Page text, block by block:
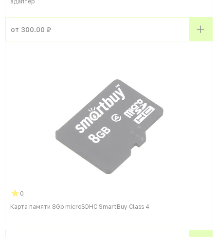
от 300.00 ₽
0
Карта памяти 8Gb microSDHC SmartBuy Class 4